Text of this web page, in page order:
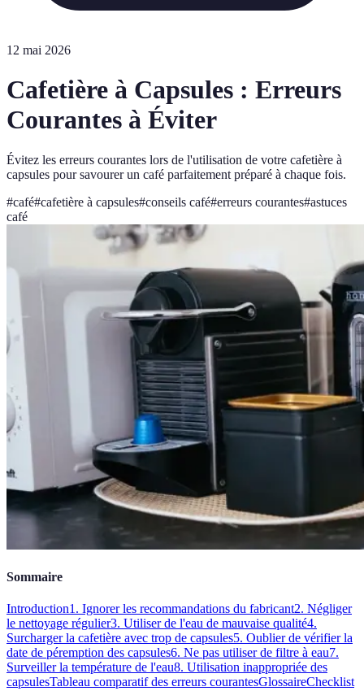
12 mai 2026
Cafetière à Capsules : Erreurs
Courantes à Éviter
Évitez les erreurs courantes lors de l'utilisation de votre cafetière à
capsules pour savourer un café parfaitement préparé à chaque fois.
#café#cafetière à capsules#conseils café#erreurs courantes#astuces
café
Sommaire
Introduction1. Ignorer les recommandations du fabricant2. Négliger
le nettoyage régulier3. Utiliser de l'eau de mauvaise qualité4.
Surcharger la cafetière avec trop de capsules5. Oublier de vérifier la
date de péremption des capsules6. Ne pas utiliser de filtre à eau7.
Surveiller la température de l'eau8. Utilisation inappropriée des
capsulesTableau comparatif des erreurs courantesGlossaireChecklist